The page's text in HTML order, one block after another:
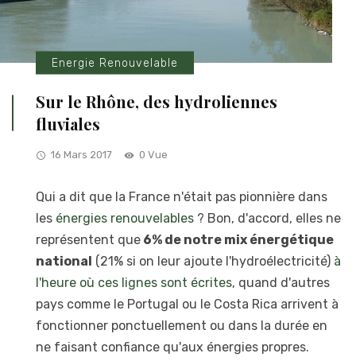
Energie Renouvelable
Sur le Rhône, des hydroliennes
fluviales
16 Mars 2017 0 Vue
Qui a dit que la France n'était pas pionnière dans
les énergies renouvelables ? Bon, d'accord, elles ne
représentent que 6% de notre mix énergétique
national (21% si on leur ajoute l'hydroélectricité) à
l'heure où ces lignes sont écrites, quand d'autres
pays comme le Portugal ou le Costa Rica arrivent à
fonctionner ponctuellement ou dans la durée en
ne faisant confiance qu'aux énergies propres.